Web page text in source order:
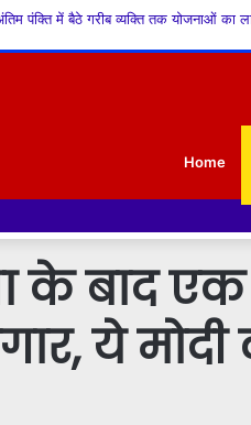
Home
नमस्कार हमारे
के बाद एक
ये मोदी